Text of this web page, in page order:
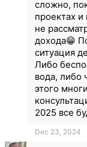
сложно,
проектах и
не
дохода😁
ситуация
Либо
вода, либо
этого
2025 все
Dec 23, 2024